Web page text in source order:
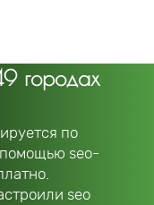
городах
по
помощью seo-
seo